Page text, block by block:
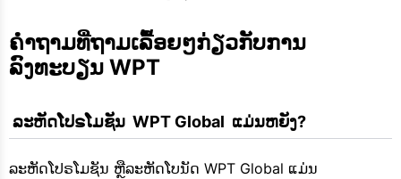
ຄຳຖາມທີ່ຖາມເລື້ອຍໆກ່ຽວກັບການ
ລົງທະບຽນ WPT
ລະຫັດໂປຣໂມຊັນ  WPT Global  ແມ່ນຫຍັງ?
ລະຫັດໂປຣໂມຊັນ ຫຼືລະຫັດໂບນັດ WPT Global ແມ່ນ